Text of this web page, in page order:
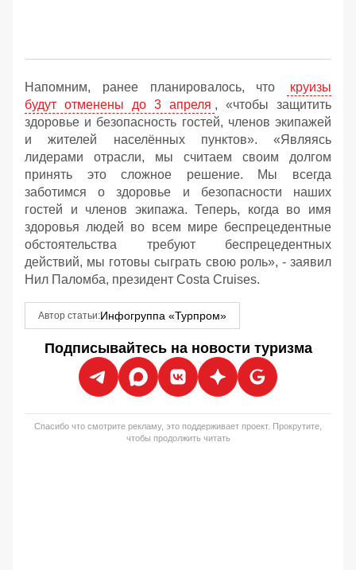
Напомним, ранее планировалось, что
круизы
будут отменены до 3 апреля , «чтобы защитить
здоровье и безопасность гостей, членов экипажей
и жителей населённых пунктов». «Являясь
лидерами отрасли, мы считаем своим долгом
принять это сложное решение. Мы всегда
заботимся о здоровье и безопасности наших
гостей и членов экипажа. Теперь, когда во имя
здоровья людей во всем мире беспрецедентные
обстоятельства требуют беспрецедентных
действий, мы готовы сыграть свою роль», - заявил
Нил Паломба, президент Costa Cruises.
Автор статьи:Инфогруппа «Турпром»
Подписывайтесь на новости туризма
Спасибо что смотрите рекламу, это поддерживает проект. Прокрутите,
чтобы продолжить читать